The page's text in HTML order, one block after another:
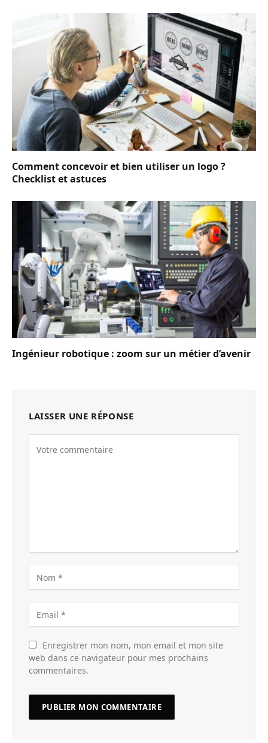
Comment concevoir et bien utiliser un logo ?
Checklist et astuces
Ingénieur robotique : zoom sur un métier d’avenir
LAISSER UNE RÉPONSE
Enregistrer mon nom, mon email et mon site
web dans ce navigateur pour mes prochains
commentaires.